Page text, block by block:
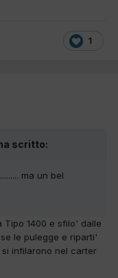
1
scritto:
ma un bel
Tipo 1400 e sfilo' dalle
le pulegge e riparti'
infilarono nel carter